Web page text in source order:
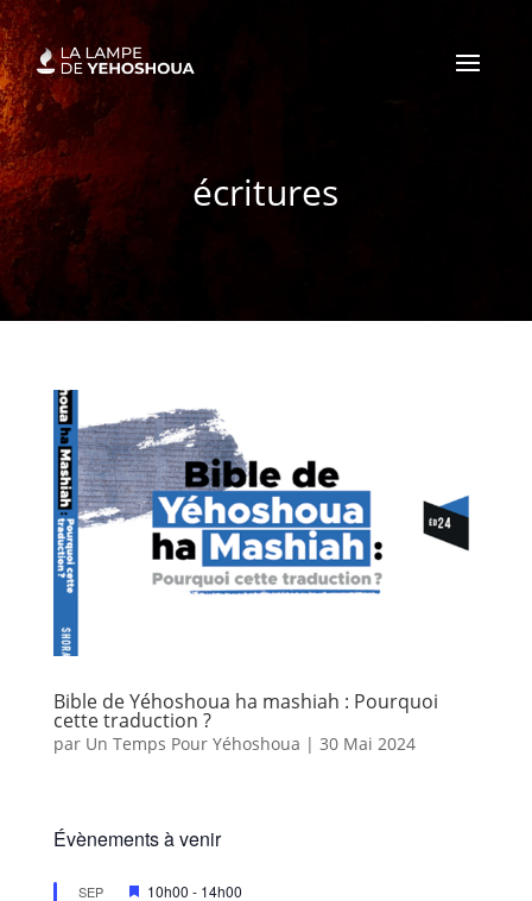
écritures
Bible de Yéhoshoua ha mashiah : Pourquoi
cette traduction ?
par Un Temps Pour Yéhoshoua | 30 Mai 2024
Évènements à venir
SEP
M
10h00 - 14h00